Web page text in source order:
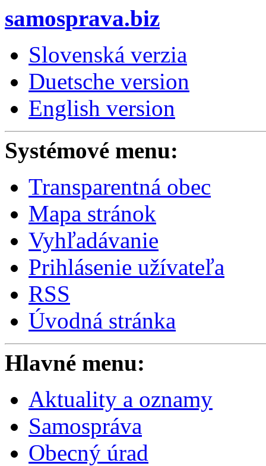
samosprava.biz
Slovenská verzia
Duetsche version
English version
Systémové menu:
Transparentná obec
Mapa stránok
Vyhľadávanie
Prihlásenie užívateľa
RSS
Úvodná stránka
Hlavné menu:
Aktuality a oznamy
Samospráva
Obecný úrad